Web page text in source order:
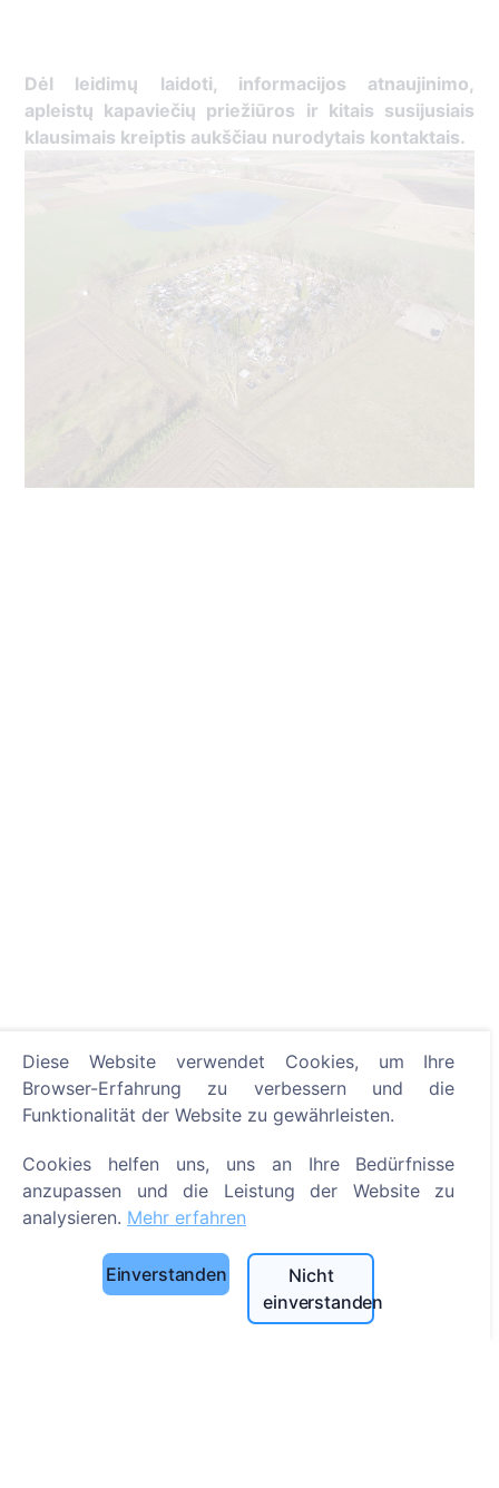
Dėl leidimų laidoti, informacijos atnaujinimo,
apleistų kapaviečių priežiūros ir kitais susijusiais
klausimais kreiptis aukščiau nurodytais kontaktais.
Informationen
Häufig gestellte Fragen
Veranstaltungen
Datenschutzrichtlinie
Zahlungsverfahren
Diese Website verwendet Cookies, um Ihre
Browser-Erfahrung zu verbessern und die
Funktionalität der Website zu gewährleisten.
Cookies helfen uns, uns an Ihre Bedürfnisse
anzupassen und die Leistung der Website zu
analysieren. Mehr erfahren
Einverstanden
Nicht
einverstanden